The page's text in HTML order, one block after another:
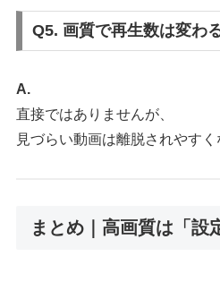
Q5. 画質で再生数は変わ
A.
直接ではありませんが、
見づらい動画は離脱されやすく
まとめ｜高画質は「設